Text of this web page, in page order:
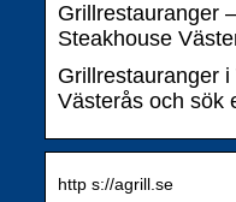
Grillrestauranger
Steakhouse
Grillrestauranger
Västerås och sök
http s://agrill.se